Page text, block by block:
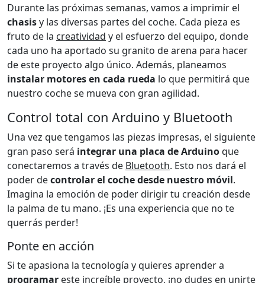
Durante las próximas semanas, vamos a imprimir el
chasisy las diversas partes del coche. Cada pieza es
fruto de la creatividad y el esfuerzo del equipo, donde
cada uno ha aportado su granito de arena para hacer
de este proyecto algo único. Además, planeamos
instalar motores en cada rueda lo que permitirá que
nuestro coche se mueva con gran agilidad.
Control total con Arduino y Bluetooth
Una vez que tengamos las piezas impresas, el siguiente
gran paso será integrar una placa de Arduinoque
conectaremos a través de Bluetooth. Esto nos dará el
poder decontrolar el coche desde nuestro móvil.
Imagina la emoción de poder dirigir tu creación desde
la palma de tu mano. ¡Es una experiencia que no te
querrás perder!
Ponte en acción
Si te apasiona la tecnología y quieres aprender a
programar este increíble proyecto, ¡no dudes en unirte